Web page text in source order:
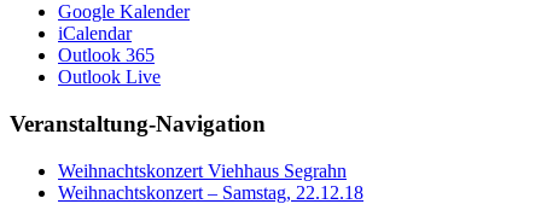
Google Kalender
iCalendar
Outlook 365
Outlook Live
Veranstaltung-Navigation
Weihnachtskonzert Viehhaus Segrahn
Weihnachtskonzert – Samstag, 22.12.18